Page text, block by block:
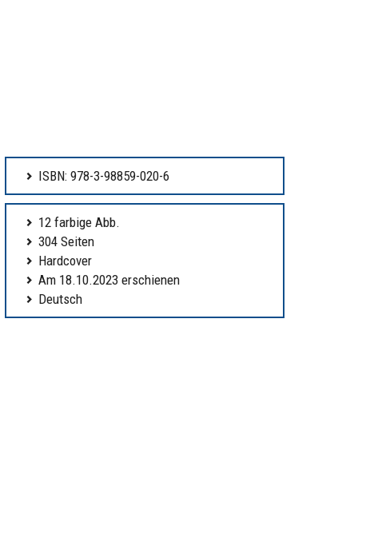
ISBN: 978-3-98859-020-6
12 farbige Abb.
304 Seiten
Hardcover
Am 18.10.2023 erschienen
Deutsch